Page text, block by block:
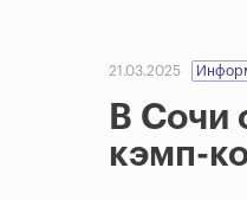
21.03.2025
В Сочи
кэмп-